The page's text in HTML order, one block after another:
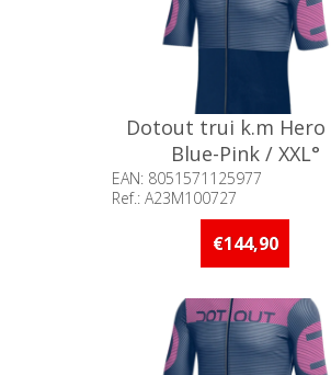
Dotout trui k.m Hero
Blue-Pink / XXL°
EAN: 8051571125977
Ref.: A23M100727
Beschikbaarheid:: Minder
stuks op voorraad
€144,90